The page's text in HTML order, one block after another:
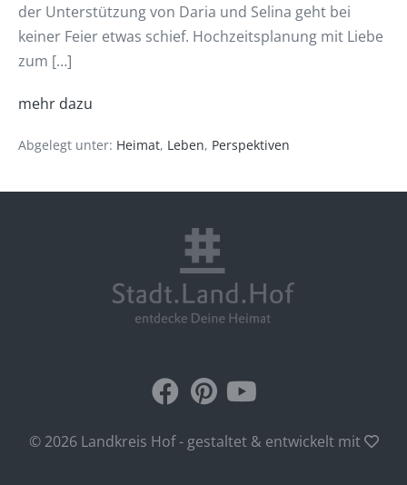
der Unterstützung von Daria und Selina geht bei
keiner Feier etwas schief. Hochzeitsplanung mit Liebe
zum […]
mehr dazu
Abgelegt unter: Heimat, Leben, Perspektiven
© 2026 Landkreis Hof - gestaltet & entwickelt mit